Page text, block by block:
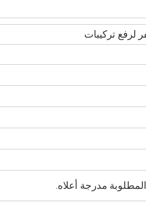
مدرجة أعلاه.